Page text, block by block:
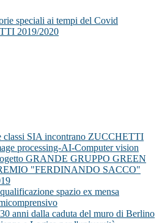
speciali ai tempi del Covid
2019/2020
classi SIA incontrano ZUCCHETTI
processing-AI-Computer vision
GRANDE GRUPPO GREEN
"FERDINANDO SACCO"
spazio ex mensa
anni dalla caduta del muro di Berlino